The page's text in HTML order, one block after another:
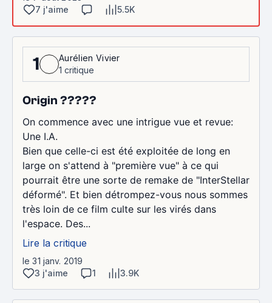
7 j'aime
5.5K
1
Aurélien Vivier
1 critique
Origin ?????
On commence avec une intrigue vue et revue:
Une I.A.
Bien que celle-ci est été exploitée de long en
large on s'attend à "première vue" à ce qui
pourrait être une sorte de remake de "InterStellar
déformé". Et bien détrompez-vous nous sommes
très loin de ce film culte sur les virés dans
l'espace. Des...
Lire la critique
le 31 janv. 2019
3 j'aime
1 3.9K